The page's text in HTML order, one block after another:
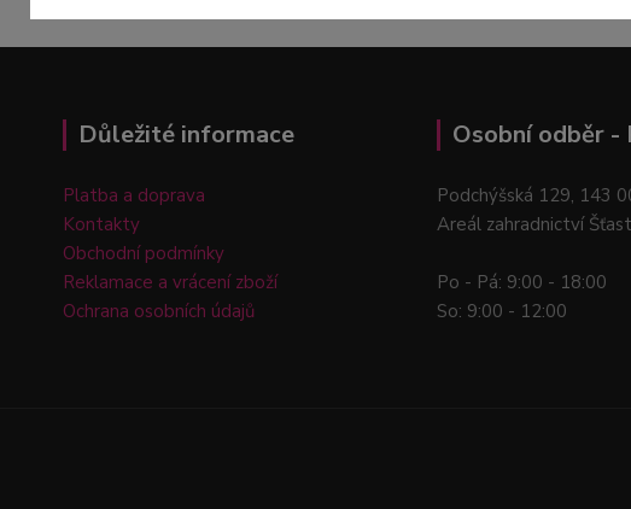
Důležité informace
Platba a doprava
Kontakty
Obchodní podmínky
Reklamace a vrácení zboží
Ochrana osobních údajů
Osobní odběr -
Podchýšská 129, 143
Areál zahradnictví
Po - Pá: 9:00 - 18:00
So: 9:00 - 12:00